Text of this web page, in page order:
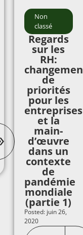
Non
classé
Regards
sur les
RH:
de
priorités
pour les
entreprises
et la
main-
d’œuvre
dans un
contexte
de
pandémie
mondiale
(partie 1)
Posted: juin 26,
2020